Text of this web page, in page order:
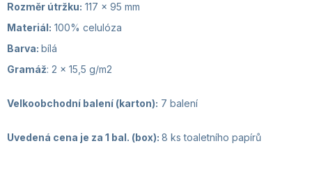
Rozměr útržku: 117 x 95 mm
Materiál: 100% celulóza
Barva: bílá
Gramáž: 2 x 15,5 g/m2
Velkoobchodní balení (karton): 7 balení
Uvedená cena je za 1 bal. (box): 8 ks toaletního papírů